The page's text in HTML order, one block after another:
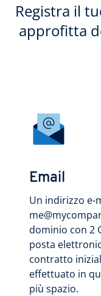
Registra il
approfitta
Email
Un indirizzo e-
dominio con 2
posta
contratto
effettuato in
più spazio.